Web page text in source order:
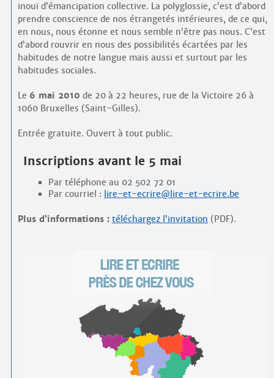
inouï d’émancipation collective. La polyglossie, c’est d’abord
prendre conscience de nos étrangetés intérieures, de ce qui,
en nous, nous étonne et nous semble n’être pas nous. C’est
d’abord rouvrir en nous des possibilités écartées par les
habitudes de notre langue mais aussi et surtout par les
habitudes sociales.
Le 6 mai 2010 de 20 à 22 heures, rue de la Victoire 26 à
1060 Bruxelles (Saint-Gilles).
Entrée gratuite. Ouvert à tout public.
Inscriptions avant le 5 mai
Par téléphone au 02 502 72 01
Par courriel : lire-et-ecrire@lire-et-ecrire.be
Plus d’informations : téléchargez l’invitation (PDF).